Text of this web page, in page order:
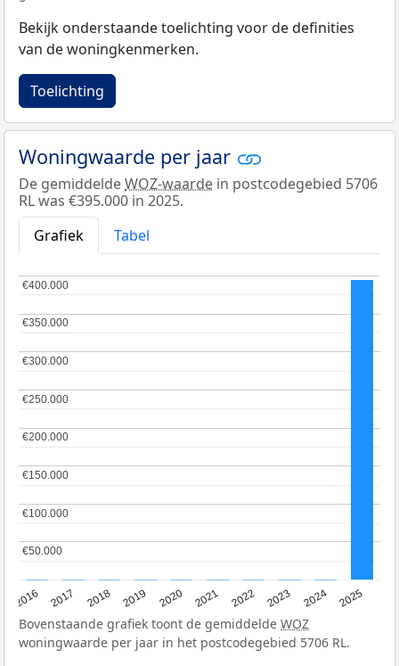
Bekijk onderstaande toelichting voor de definities
van de woningkenmerken.
Toelichting
Woningwaarde per jaar
De gemiddeldeWOZ-waarde in postcodegebied 5706
RL was €395.000 in 2025.
Grafiek
Tabel
2016 2017 2018 2019 2020 2021 2022 2023 2024 2025
€50.000
€50.000
€100.000
€100.000
€150.000
€150.000
€200.000
€200.000
€250.000
€250.000
€300.000
€300.000
€350.000
€350.000
€400.000
€400.000
Bovenstaande grafiek toont de gemiddelde WOZ
woningwaarde per jaar in het postcodegebied 5706 RL.